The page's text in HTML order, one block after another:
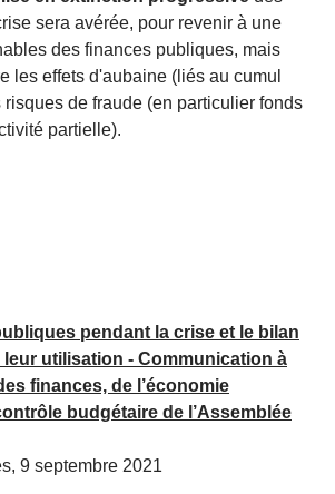
sera avérée, pour revenir à une
des finances publiques, mais
les effets d'aubaine (liés au cumul
de fraude (en particulier fonds
partielle).
pendant la crise et le bilan
utilisation - Communication à
finances, de l’économie
budgétaire de l’Assemblée
9 septembre 2021